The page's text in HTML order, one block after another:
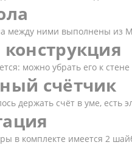
между ними выполнены
можно убрать его к
счётчик
держать счёт в уме, есть
в комплекте имеется 2